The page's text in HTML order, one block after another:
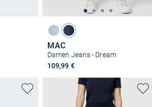
MAC
Damen Jeans - Dream
109,99 €